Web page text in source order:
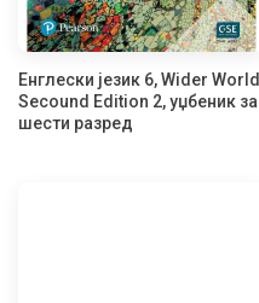
Енглески језик 6, Wider World
Secound Edition 2, уџбеник за
шести разред